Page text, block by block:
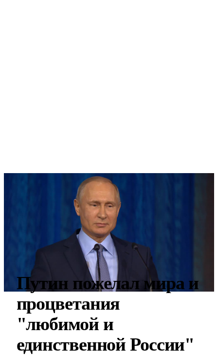
Путин пожелал мира и
процветания
"любимой и
единственной России"